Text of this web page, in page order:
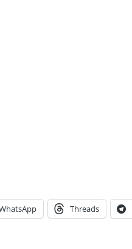
Threads